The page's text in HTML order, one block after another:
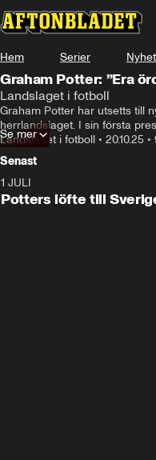
Hem Serier
Graham Potter: ”Era
Landslaget i fotboll
Graham Potter har utsetts till
herrlandslaget. I sin första
svensk division fyra till toppen
Landslaget i fotboll • 20.10.25 •
Se mer
Senast
1 JULI
Potters löfte till